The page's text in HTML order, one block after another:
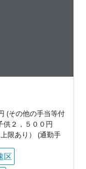
(その他の手当等付
供２，５００円
限あり） (通勤手
区